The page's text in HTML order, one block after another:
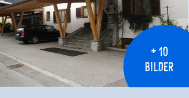
+ 10
BILDER